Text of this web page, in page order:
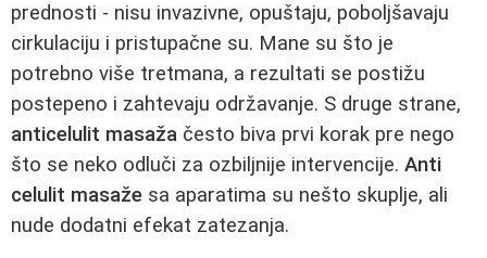
prednosti - nisu invazivne, opuštaju, poboljšavaju
cirkulaciju i pristupačne su. Mane su što je
potrebno više tretmana, a rezultati se postižu
postepeno i zahtevaju održavanje. S druge strane,
anticelulit masaža često biva prvi korak pre nego
što se neko odluči za ozbiljnije intervencije. Anti
celulit masaže sa aparatima su nešto skuplje, ali
nude dodatni efekat zatezanja.